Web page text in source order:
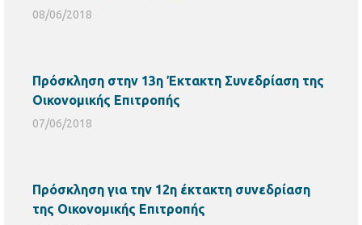
08/06/2018
Πρόσκληση στην 13η Έκτακτη Συνεδρίαση της
Οικονομικής Επιτροπής
07/06/2018
Πρόσκληση για την 12η έκτακτη συνεδρίαση
της Οικονομικής Επιτροπής